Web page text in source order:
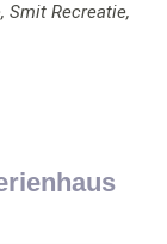
Smit Recreatie,